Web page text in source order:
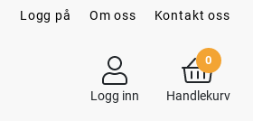
Logg på Om oss Kontakt oss
Logg inn
0
Handlekurv